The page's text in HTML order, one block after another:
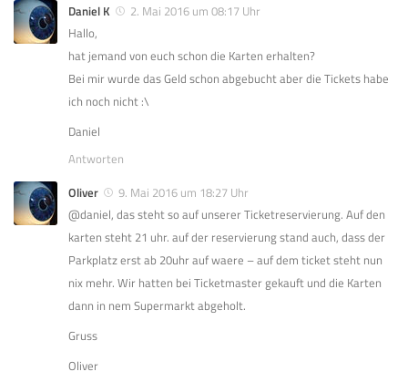
Daniel K
2. Mai 2016 um 08:17 Uhr
Hallo,
hat jemand von euch schon die Karten erhalten?
Bei mir wurde das Geld schon abgebucht aber die Tickets habe
ich noch nicht :\
Daniel
Antworten
Oliver
9. Mai 2016 um 18:27 Uhr
@daniel, das steht so auf unserer Ticketreservierung. Auf den
karten steht 21 uhr. auf der reservierung stand auch, dass der
Parkplatz erst ab 20uhr auf waere – auf dem ticket steht nun
nix mehr. Wir hatten bei Ticketmaster gekauft und die Karten
dann in nem Supermarkt abgeholt.
Gruss
Oliver